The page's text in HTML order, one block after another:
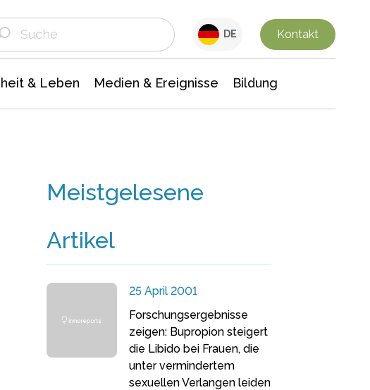
DE Kontakt
& Leben Medien & Ereignisse Bildung
Meistgelesene
Artikel
25 April 2001
Forschungsergebnisse
zeigen: Bupropion steigert
die Libido bei Frauen, die
unter vermindertem
sexuellen Verlangen leiden